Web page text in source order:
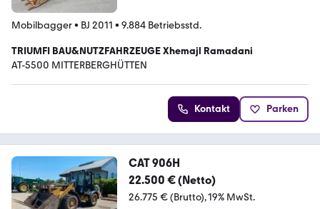
Mobilbagger• BJ 2011 • 9.884 Betriebsstd.
TRIUMFI BAU&NUTZFAHRZEUGE Xhemajl Ramadani
AT-5500 MITTERBERGHÜTTEN
Kontakt Parken
CAT 906H
22.500 € (Netto)
26.775 € (Brutto) 19% MwSt.